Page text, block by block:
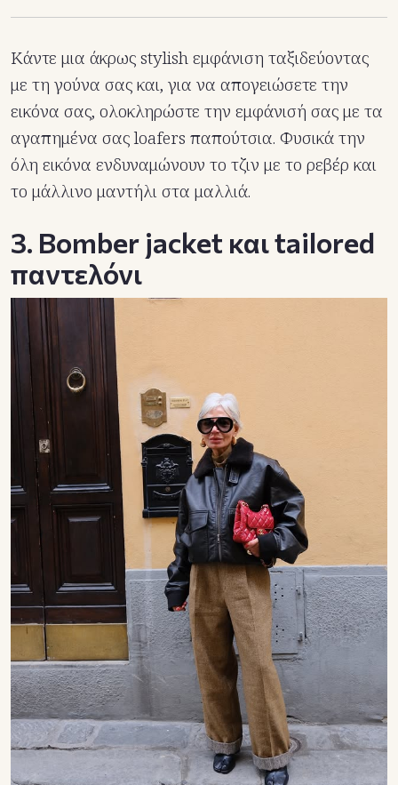
Κάντε μια άκρως stylish εμφάνιση ταξιδεύοντας
με τη γούνα σας και, για να απογειώσετε την
εικόνα σας, ολοκληρώστε την εμφάνισή σας με τα
αγαπημένα σας loafers παπούτσια. Φυσικά την
όλη εικόνα ενδυναμώνουν το τζιν με το ρεβέρ και
το μάλλινο μαντήλι στα μαλλιά.
3. Bomber jacket και tailored
παντελόνι